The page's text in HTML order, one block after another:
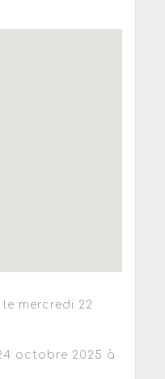
mercredi 22
octobre 2025 à